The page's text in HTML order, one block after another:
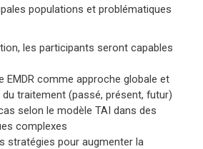
populations et problématiques
les participants seront capables
EMDR comme approche globale et
traitement (passé, présent, futur)
selon le modèle TAI dans des
complexes
stratégies pour augmenter la